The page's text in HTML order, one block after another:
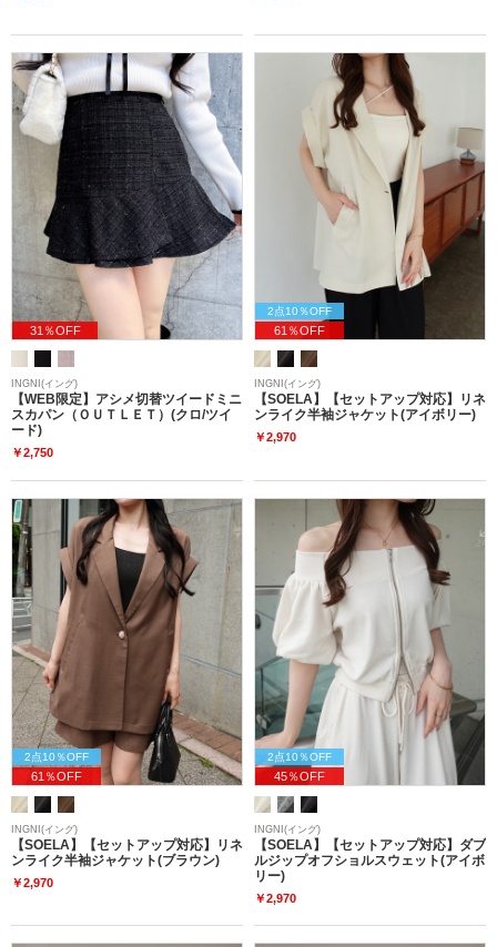
31％OFF
INGNI(イング)
【WEB限定】アシメ切替ツイードミニ
スカパン（ＯＵＴＬＥＴ）(クロ/ツイ
ード)
￥2,750
2点10％OFF
61％OFF
INGNI(イング)
【SOELA】【セットアップ対応】リネ
ンライク半袖ジャケット(アイボリー)
￥2,970
2点10％OFF
61％OFF
INGNI(イング)
【SOELA】【セットアップ対応】リネ
ンライク半袖ジャケット(ブラウン)
￥2,970
2点10％OFF
45％OFF
INGNI(イング)
【SOELA】【セットアップ対応】ダブ
ルジップオフショルスウェット(アイボ
リー)
￥2,970